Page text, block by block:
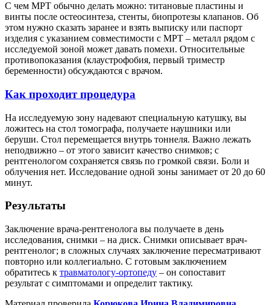
С чем МРТ обычно делать можно: титановые пластины и
винты после остеосинтеза, стенты, биопротезы клапанов. Об
этом нужно сказать заранее и взять выписку или паспорт
изделия с указанием совместимости с МРТ – металл рядом с
исследуемой зоной может давать помехи. Относительные
противопоказания (клаустрофобия, первый триместр
беременности) обсуждаются с врачом.
Как проходит процедура
На исследуемую зону надевают специальную катушку, вы
ложитесь на стол томографа, получаете наушники или
беруши. Стол перемещается внутрь тоннеля. Важно лежать
неподвижно – от этого зависит качество снимков; с
рентгенологом сохраняется связь по громкой связи. Боли и
облучения нет. Исследование одной зоны занимает от 20 до 60
минут.
Результаты
Заключение врача-рентгенолога вы получаете в день
исследования, снимки – на диск. Снимки описывает врач-
рентгенолог; в сложных случаях заключение пересматривают
повторно или коллегиально. С готовым заключением
обратитесь к травматологу-ортопеду – он сопоставит
результат с симптомами и определит тактику.